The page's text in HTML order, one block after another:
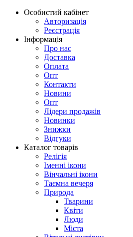
Особистий кабінет
Авторизація
Реєстрація
Інформація
Про нас
Доставка
Оплата
Опт
Контакти
Новини
Опт
Лідери продажів
Новинки
Знижки
Відгуки
Каталог товарів
Релігія
Іменні ікони
Вінчальні ікони
Таємна вечеря
Природа
Тварини
Квіти
Люди
Міста